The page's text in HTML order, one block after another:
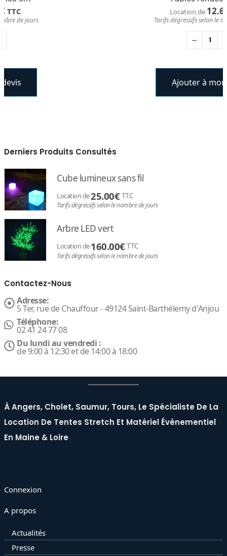
Tarifs dégressifs selon le nombre de jours
Derniers Produits Consultés
Cube lumineux sans fil
Location de25.00€TTC
Tarifs dégressifs selon le nombre de jours
Arbre LED vert
Location de160.00€TTC
Tarifs dégressifs selon le nombre de jours
Contactez-Nous
Adresse:
5 Ter, rue de Chauffour - 49124 Saint-Barthélemy d'Anjou
Téléphone:
02 41 24 77 08
Du lundi au vendredi :
de 9:00 à 12:30 et de 14:00 à 18:00
À Angers, Cholet, Saumur, Tours, Le Spécialiste De La
Location De Tentes Stretch Et Matériel Événementiel
En Maine & Loire
Connexion
A propos
Actualités
Presse